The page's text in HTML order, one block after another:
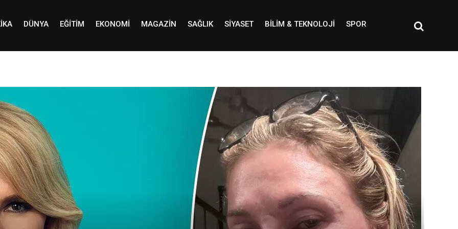
DÜNYA EĞITIM EKONOMI MAGAZIN SAĞLIK SIYASET BILIM & TEKNOLOJI SPOR